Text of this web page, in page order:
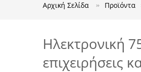
Αρχική Σελίδα Προϊόντα
Ηλεκτρονική
επιχειρήσεις